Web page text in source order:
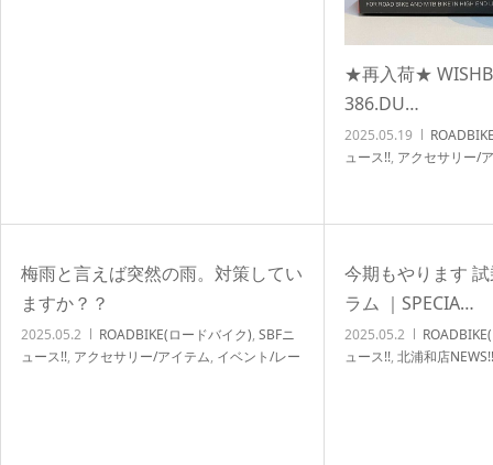
★再入荷★
386.DU…
2025.05.19
ュース!!, アクセサリー/
車イベント/サイクリング
梅雨と言えば突然の雨。対策してい
ますか？？
2025.05.2 ROADBIKE(ロードバイク), SBFニ
ュース!!, アクセサリー/アイテム, イベント/レー
今期もやります
ラム ｜SPECIA…
2025.05.2
ュース!!, 北浦和店NEWS!!